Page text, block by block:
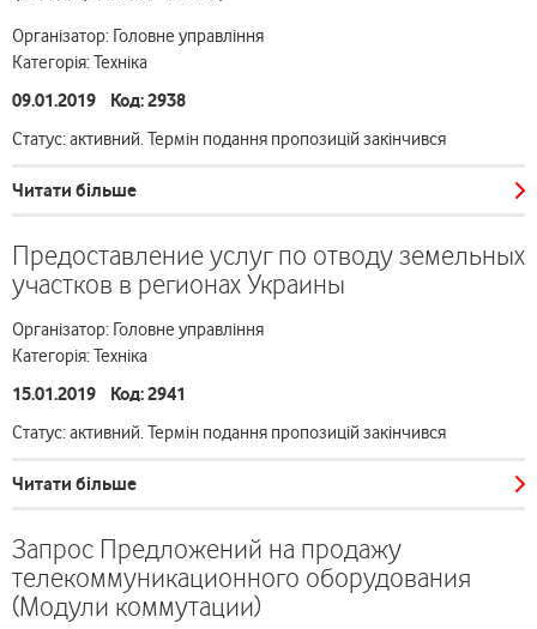
Організатор: Головне управління
Категорія: Техніка
09.01.2019 Код: 2938
Статус: активний. Термін подання пропозицій закінчився
Читати більше
Предоставление услуг по отводу земельных
участков в регионах Украины
Організатор: Головне управління
Категорія: Техніка
15.01.2019 Код: 2941
Статус: активний. Термін подання пропозицій закінчився
Читати більше
Запрос Предложений на продажу
телекоммуникационного оборудования
(Модули коммутации)